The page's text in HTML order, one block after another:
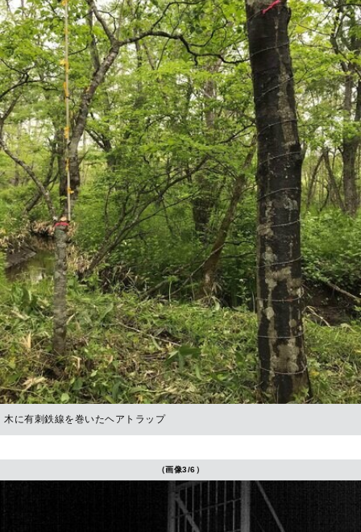
木に有刺鉄線を巻いたヘアトラップ
（画像3/6）